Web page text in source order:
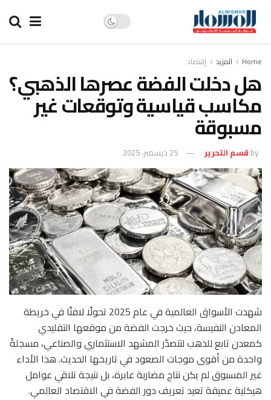
Home المزيد إقتصاد
هل دخلت الفضة عصرها الذهبي؟
مكاسب قياسية وتوقعات غير
مسبوقة
by قسم التحرير 25 ديسمبر، 2025
شهدت الأسواق العالمية في عام 2025 تحولًا لافتًا في خريطة
المعادن النفيسة، حيث خرجت الفضة من موقعها التقليدي
كمعدن تابع للذهب لتتصدّر المشهد الاستثماري والصناعي، مسجلةً
واحدة من أقوى موجات الصعود في تاريخها الحديث. هذا الأداء
غير المسبوق لم يكن نتاج مضاربة عابرة، بل نتيجة تلاقي عوامل
هيكلية عميقة تعيد تعريف دور الفضة في الاقتصاد العالمي.